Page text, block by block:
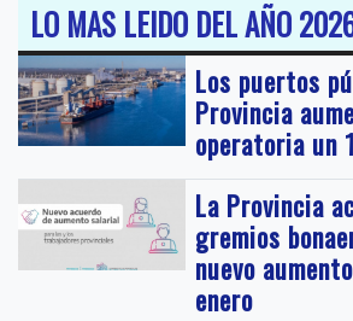
LO MAS LEIDO DEL AÑO
Los puertos
Provincia
operatoria un
La Provincia
gremios
nuevo
enero